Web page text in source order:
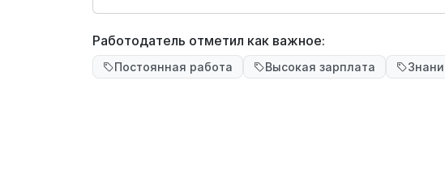
Работодатель отметил как важное:
Постоянная работа Высокая зарплата